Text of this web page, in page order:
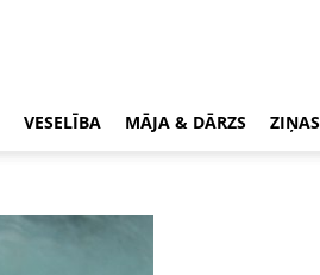
VESELĪBA MĀJA & DĀRZS ZIŅAS